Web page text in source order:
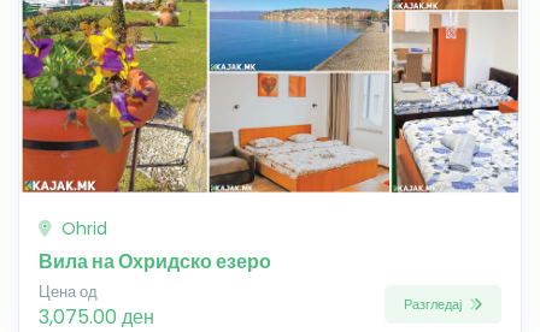
Ohrid
Вила на Охридско езеро
Цена од
3,075.00 ден Разгледај